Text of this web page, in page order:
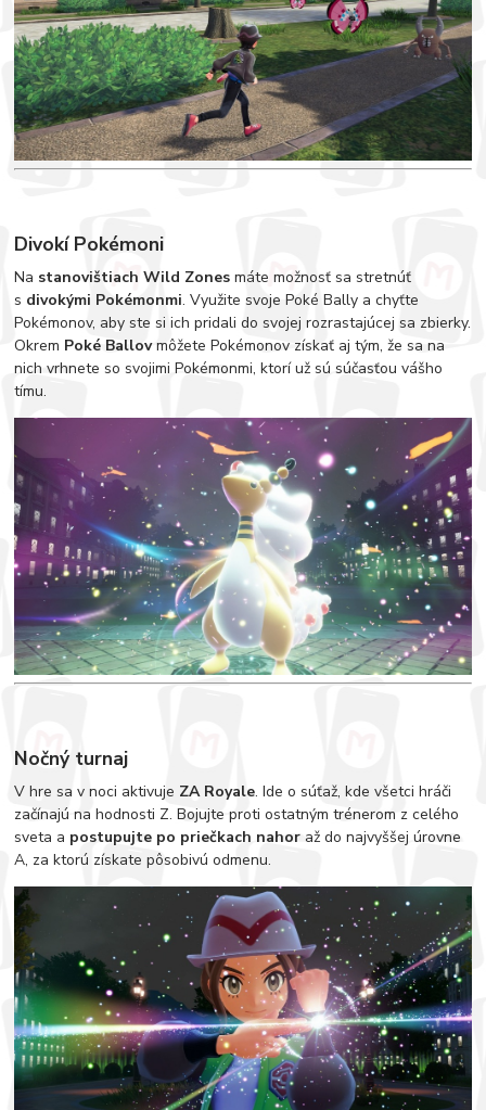
Divokí Pokémoni
Na stanovištiach Wild Zones máte možnosť sa stretnúť
s divokými Pokémonmi. Využite svoje Poké Bally a chyťte
Pokémonov, aby ste si ich pridali do svojej rozrastajúcej sa zbierky.
Okrem Poké Ballovmôžete Pokémonov získať aj tým, že sa na
nich vrhnete so svojimi Pokémonmi, ktorí už sú súčasťou vášho
tímu.
Nočný turnaj
V hre sa v noci aktivuje ZA Royale. Ide o súťaž, kde všetci hráči
začínajú na hodnosti Z. Bojujte proti ostatným trénerom z celého
sveta a postupujte po priečkach nahor až do najvyššej úrovne
A, za ktorú získate pôsobivú odmenu.